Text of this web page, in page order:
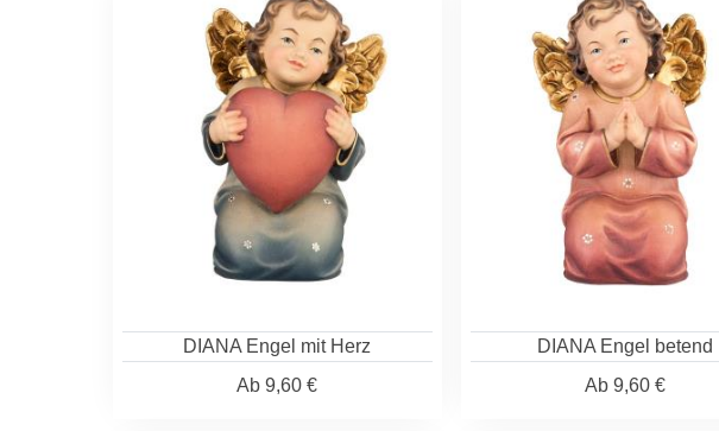
DIANA Engel mit Herz
Ab 9,60 €
DIANA Engel betend
Ab9,60 €